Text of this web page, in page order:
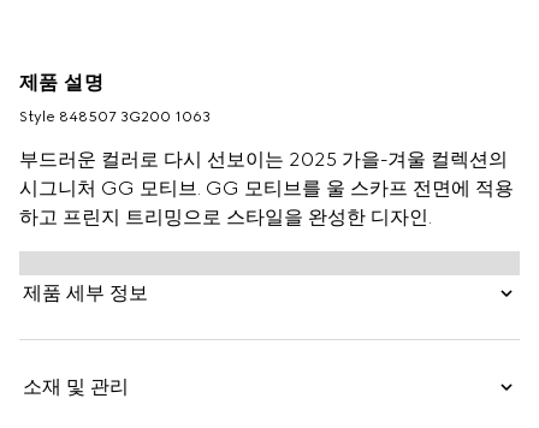
제품 설명
Style ‎848507 3G200 1063
부드러운 컬러로 다시 선보이는 2025 가을-겨울 컬렉션의
시그니처 GG 모티브. GG 모티브를 울 스카프 전면에 적용
하고 프린지 트리밍으로 스타일을 완성한 디자인.
제품 세부 정보
소재 및 관리